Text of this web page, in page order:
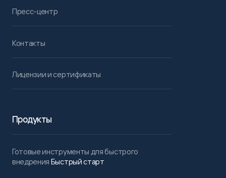
Пресс-центр
Контакты
Лицензии и сертификаты
Продукты
Готовые инструменты для быстрого
внедрения Быстрый старт